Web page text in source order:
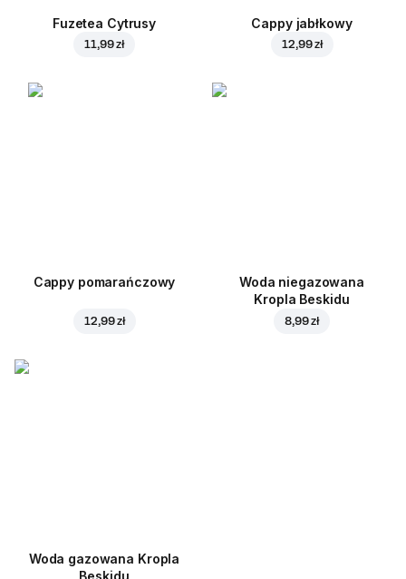
Fuzetea Cytrusy
11,99 zł
Cappy jabłkowy
12,99 zł
Cappy pomarańczowy
12,99 zł
Woda niegazowana
Kropla Beskidu
8,99 zł
Woda gazowana Kropla
Beskidu